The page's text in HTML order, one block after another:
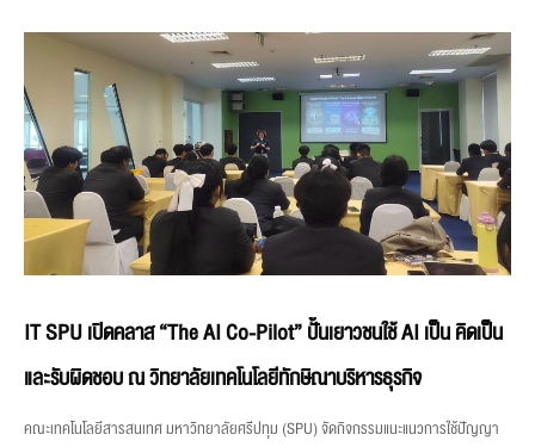
IT SPU เปิดคลาส “The AI Co-Pilot” ปั้นเยาวชนใช้ AI เป็น คิดเป็น
และรับผิดชอบ ณ วิทยาลัยเทคโนโลยีทักษิณาบริหารธุรกิจ
คณะเทคโนโลยีสารสนเทศ มหาวิทยาลัยศรีปทุม (SPU) จัดกิจกรรมแนะแนวการใช้ปัญญา